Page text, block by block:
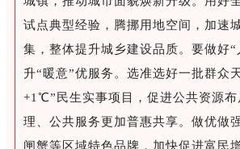
试点典型经验，腾挪用地空间，加速
集，整体提升城乡建设品质。要做好“
升“暖意”优服务。选准选好一批群众
+1℃”民生实事项目，促进公共资源布
理、公共服务更加普惠共享。做优做
闸蟹等区域特色品牌，加快促进富民增